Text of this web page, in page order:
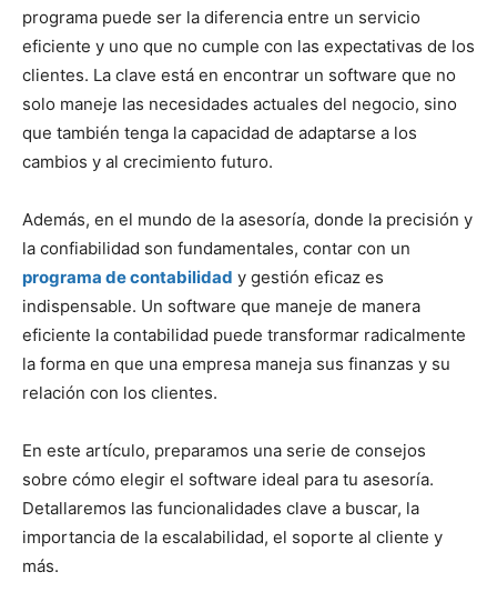
programa puede ser la diferencia entre un servicio
eficiente y uno que no cumple con las expectativas de los
clientes. La clave está en encontrar un software que no
solo maneje las necesidades actuales del negocio, sino
que también tenga la capacidad de adaptarse a los
cambios y al crecimiento futuro.
Además, en el mundo de la asesoría, donde la precisión y
la confiabilidad son fundamentales, contar con un
programa de contabilidad y gestión eficaz es
indispensable. Un software que maneje de manera
eficiente la contabilidad puede transformar radicalmente
la forma en que una empresa maneja sus finanzas y su
relación con los clientes.
En este artículo, preparamos una serie de consejos
sobre cómo elegir el software ideal para tu asesoría.
Detallaremos las funcionalidades clave a buscar, la
importancia de la escalabilidad, el soporte al cliente y
más.